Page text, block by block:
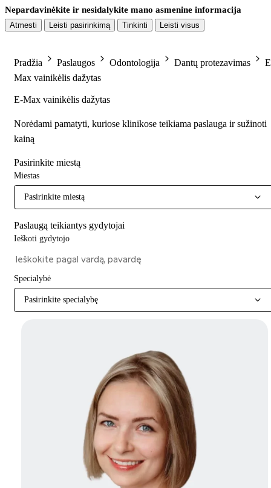
Nepardavinėkite ir nesidalykite mano asmenine informacija
Atmesti Leisti pasirinkimą Tinkinti Leisti visus
Pradžia Paslaugos Odontologija Dantų protezavimas
Max vainikėlis dažytas
E-Max vainikėlis dažytas
Norėdami pamatyti, kuriose klinikose teikiama paslauga ir sužinoti
kainą
Pasirinkite miestą
Miestas
Pasirinkite miestą
Paslaugą teikiantys gydytojai
Ieškoti gydytojo
Specialybė
Pasirinkite specialybę